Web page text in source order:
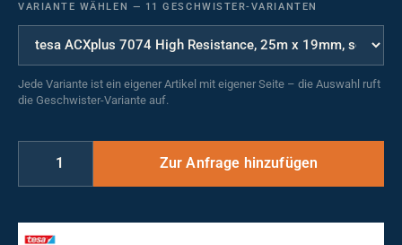
VARIANTE WÄHLEN — 11 GESCHWISTER-VARIANTEN
Jede Variante ist ein eigener Artikel mit eigener Seite – die Auswahl ruft
die Geschwister-Variante auf.